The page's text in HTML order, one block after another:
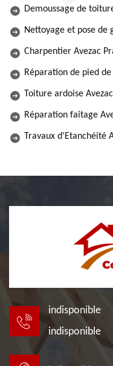
Demoussage de
Nettoyage et pose de
Charpentier Avezac
Réparation de pied
Toiture ardoise
Réparation faitage
Travaux d'Etanchéité
indisponible
indisponible